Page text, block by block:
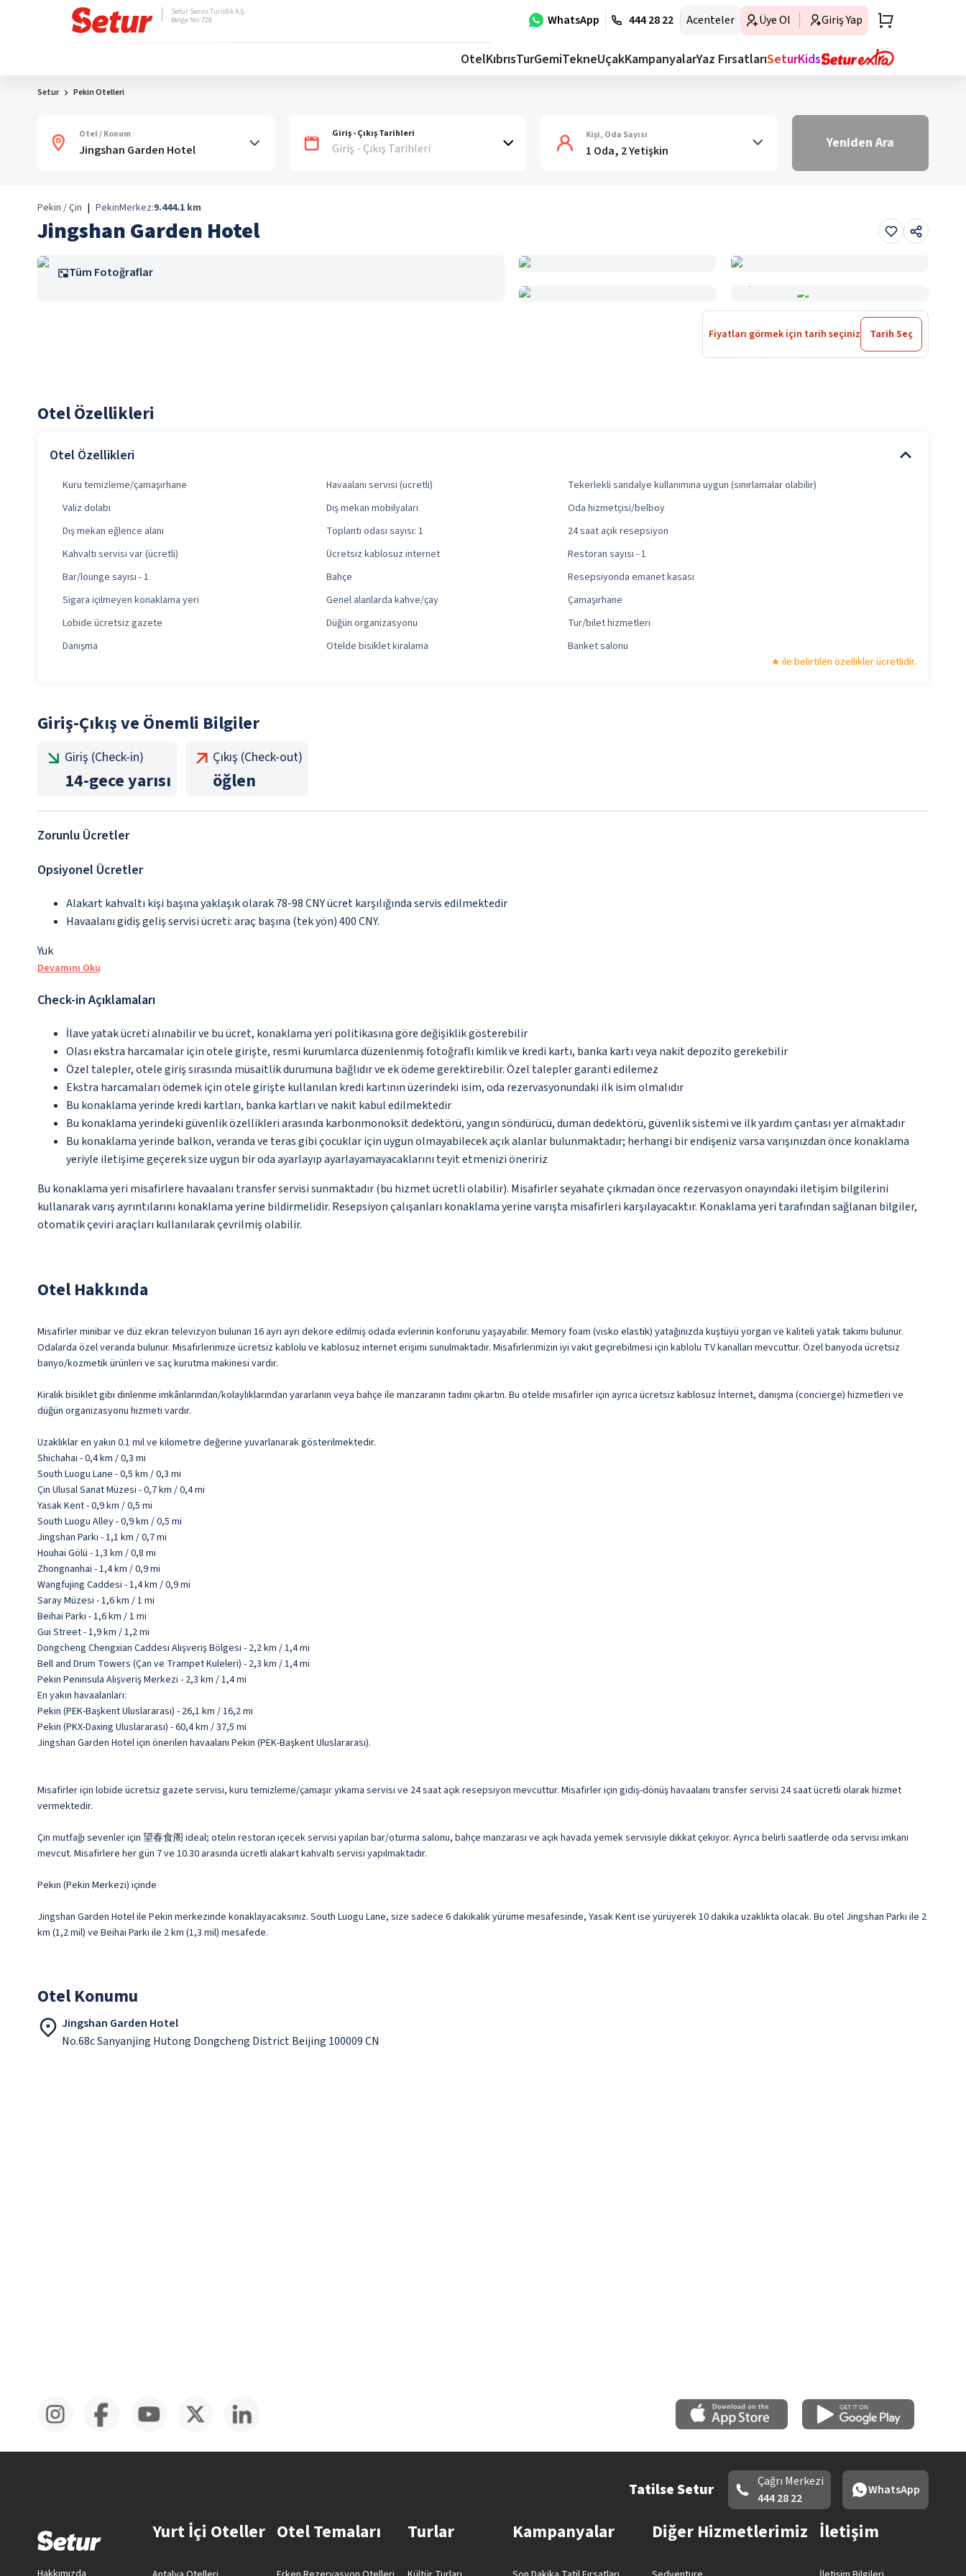
WhatsApp 444 28 22 Acenteler Üye Ol Giriş Yap
Setur Servis Turistik A.Ş.
Belge No: 728
OtelKıbrısTurGemiTekneUçakKampanyalarYaz FırsatlarıSeturKids
Setur Pekin Otelleri
Otel / Konum Giriş - Çıkış Tarihleri
Giriş - Çıkış Tarihleri
Kişi, Oda Sayısı
1 Oda, 2 Yetişkin Yeniden Ara
Pekin / Çin | PekinMerkez:9.444.1 km
Jingshan Garden Hotel
Tüm Fotoğraflar
Fiyatları görmek için tarih seçiniz Tarih Seç
Otel Özellikleri
Otel Özellikleri
Kuru temizleme/çamaşırhane Havaalanı servisi (ücretli)
Tekerlekli sandalye kullanımına uygun (sınırlamalar olabilir)
Valiz dolabı
Dış mekan mobilyaları
Oda hizmetçisi/belboy
Dış mekan eğlence alanı
Toplantı odası sayısı: 1
24 saat açık resepsiyon
Kahvaltı servisi var (ücretli)
Ücretsiz kablosuz internet
Restoran sayısı - 1
Bar/lounge sayısı - 1
Bahçe
Resepsiyonda emanet kasası
Sigara içilmeyen konaklama yeri
Genel alanlarda kahve/çay
Çamaşırhane
Lobide ücretsiz gazete
Düğün organizasyonu
Tur/bilet hizmetleri
Danışma
Otelde bisiklet kiralama
Banket salonu
ile belirtilen özellikler ücretlidir.
Giriş-Çıkış ve Önemli Bilgiler
Giriş (Check-in)
14-gece yarısı
Çıkış (Check-out)
öğlen
Zorunlu Ücretler
Opsiyonel Ücretler
Alakart kahvaltı kişi başına yaklaşık olarak 78-98 CNY ücret karşılığında servis edilmektedir
Havaalanı gidiş geliş servisi ücreti: araç başına (tek yön) 400 CNY.
Yuk
Devamını Oku
Check-in Açıklamaları
İlave yatak ücreti alınabilir ve bu ücret, konaklama yeri politikasına göre değişiklik gösterebilir
Olası ekstra harcamalar için otele girişte, resmi kurumlarca düzenlenmiş fotoğraflı kimlik ve kredi kartı, banka kartı veya nakit depozito gerekebilir
Özel talepler, otele giriş sırasında müsaitlik durumuna bağlıdır ve ek ödeme gerektirebilir. Özel talepler garanti edilemez
Ekstra harcamaları ödemek için otele girişte kullanılan kredi kartının üzerindeki isim, oda rezervasyonundaki ilk isim olmalıdır
Bu konaklama yerinde kredi kartları, banka kartları ve nakit kabul edilmektedir
Bu konaklama yerindeki güvenlik özellikleri arasında karbonmonoksit dedektörü, yangın söndürücü, duman dedektörü, güvenlik sistemi ve ilk yardım çantası yer almaktadır
Bu konaklama yerinde balkon, veranda ve teras gibi çocuklar için uygun olmayabilecek açık alanlar bulunmaktadır; herhangi bir endişeniz varsa varışınızdan önce konaklama
yeriyle iletişime geçerek size uygun bir oda ayarlayıp ayarlayamayacaklarını teyit etmenizi öneririz
Bu konaklama yeri misafirlere havaalanı transfer servisi sunmaktadır (bu hizmet ücretli olabilir). Misafirler seyahate çıkmadan önce rezervasyon onayındaki iletişim bilgilerini
kullanarak varış ayrıntılarını konaklama yerine bildirmelidir. Resepsiyon çalışanları konaklama yerine varışta misafirleri karşılayacaktır. Konaklama yeri tarafından sağlanan bilgiler,
otomatik çeviri araçları kullanılarak çevrilmiş olabilir.
Otel Hakkında
Misafirler minibar ve düz ekran televizyon bulunan 16 ayrı ayrı dekore edilmiş odada evlerinin konforunu yaşayabilir. Memory foam (visko elastik) yatağınızda kuştüyü yorgan ve kaliteli yatak takımı bulunur.
Odalarda özel veranda bulunur. Misafirlerimize ücretsiz kablolu ve kablosuz internet erişimi sunulmaktadır. Misafirlerimizin iyi vakit geçirebilmesi için kablolu TV kanalları mevcuttur. Özel banyoda ücretsiz
banyo/kozmetik ürünleri ve saç kurutma makinesi vardır.
Kiralık bisiklet gibi dinlenme imkânlarından/kolaylıklarından yararlanın veya bahçe ile manzaranın tadını çıkartın. Bu otelde misafirler için ayrıca ücretsiz kablosuz İnternet, danışma (concierge) hizmetleri ve
düğün organizasyonu hizmeti vardır.
Uzaklıklar en yakın 0.1 mil ve kilometre değerine yuvarlanarak gösterilmektedir.
Shichahai - 0,4 km / 0,3 mi
South Luogu Lane - 0,5 km / 0,3 mi
Çin Ulusal Sanat Müzesi - 0,7 km / 0,4 mi
Yasak Kent - 0,9 km / 0,5 mi
South Luogu Alley - 0,9 km / 0,5 mi
Jingshan Parkı - 1,1 km / 0,7 mi
Houhai Gölü - 1,3 km / 0,8 mi
Zhongnanhai - 1,4 km / 0,9 mi
Wangfujing Caddesi - 1,4 km / 0,9 mi
Saray Müzesi - 1,6 km / 1 mi
Beihai Parkı - 1,6 km / 1 mi
Gui Street - 1,9 km / 1,2 mi
Dongcheng Chengxian Caddesi Alışveriş Bölgesi - 2,2 km / 1,4 mi
Bell and Drum Towers (Çan ve Trampet Kuleleri) - 2,3 km / 1,4 mi
Pekin Peninsula Alışveriş Merkezi - 2,3 km / 1,4 mi
En yakın havaalanları:
Pekin (PEK-Başkent Uluslararası) - 26,1 km / 16,2 mi
Pekin (PKX-Daxing Uluslararası) - 60,4 km / 37,5 mi
Jingshan Garden Hotel için önerilen havaalanı Pekin (PEK-Başkent Uluslararası).
Misafirler için lobide ücretsiz gazete servisi, kuru temizleme/çamaşır yıkama servisi ve 24 saat açık resepsiyon mevcuttur. Misafirler için gidiş-dönüş havaalanı transfer servisi 24 saat ücretli olarak hizmet
vermektedir.
Çin mutfağı sevenler için 望春食阁 ideal; otelin restoran içecek servisi yapılan bar/oturma salonu, bahçe manzarası ve açık havada yemek servisiyle dikkat çekiyor. Ayrıca belirli saatlerde oda servisi imkanı
mevcut. Misafirlere her gün 7 ve 10.30 arasında ücretli alakart kahvaltı servisi yapılmaktadır.
Pekin (Pekin Merkezi) içinde
Jingshan Garden Hotel ile Pekin merkezinde konaklayacaksınız. South Luogu Lane, size sadece 6 dakikalık yürüme mesafesinde, Yasak Kent ise yürüyerek 10 dakika uzaklıkta olacak. Bu otel Jingshan Parkı ile 2
km (1,2 mil) ve Beihai Parkı ile 2 km (1,3 mil) mesafede.
Otel Konumu
Jingshan Garden Hotel
No.68c Sanyanjing Hutong Dongcheng District Beijing 100009 CN
Tatilse Setur
Çağrı Merkezi
444 28 22
WhatsApp
Yurt İçi Oteller Otel Temaları Turlar Kampanyalar Diğer Hizmetlerimiz İletişim